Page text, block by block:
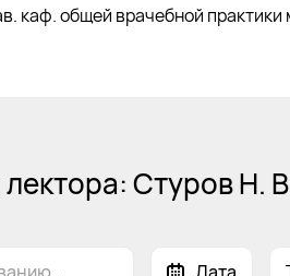
каф. общей врачебной
Стуров Н.